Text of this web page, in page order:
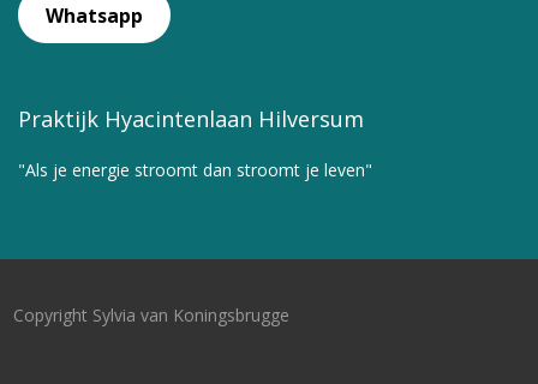
Whatsapp
Praktijk Hyacintenlaan Hilversum
"Als je energie stroomt dan stroomt je leven"
Copyright Sylvia van Koningsbrugge